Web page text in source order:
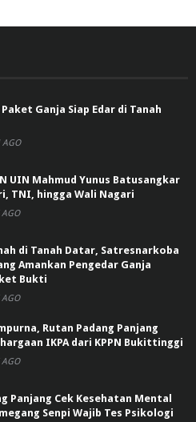
Ganja Siap Edar di Tanah
AGO
UIN Mahmud Yunus Batusangkar
TNI, hingga Wali Nagari
AGO
di Tanah Datar, Satresnarkoba
Amankan Pengedar Ganja
Bukti
Rutan Padang Panjang
IKPA dari KPPN Bukittinggi
Panjang Cek Kesehatan Mental
Senpi Wajib Tes Psikologi